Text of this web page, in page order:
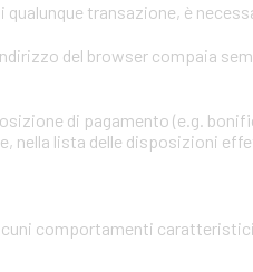
qualunque transazione, è
del browser compaia
di pagamento (e.g.
nella lista delle disposizioni
comportamenti